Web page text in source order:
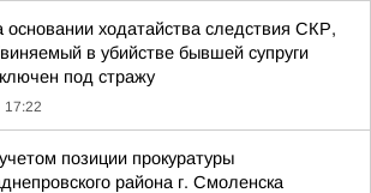
основании ходатайства следствия СКР,
в убийстве бывшей супруги
под стражу
17:22
позиции прокуратуры
района г. Смоленска